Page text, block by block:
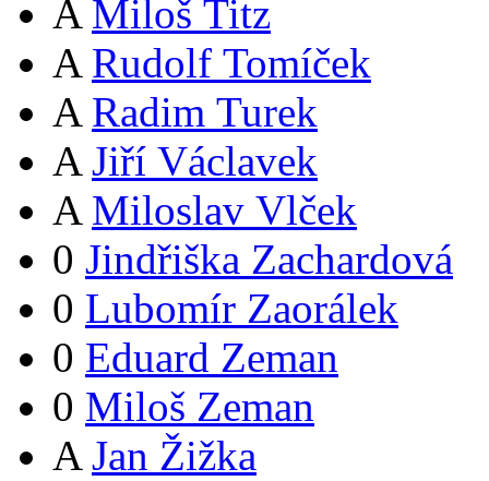
A Miloš Titz
A Rudolf Tomíček
A Radim Turek
A Jiří Václavek
A Miloslav Vlček
0 Jindřiška Zachardová
0 Lubomír Zaorálek
0 Eduard Zeman
0 Miloš Zeman
A Jan Žižka